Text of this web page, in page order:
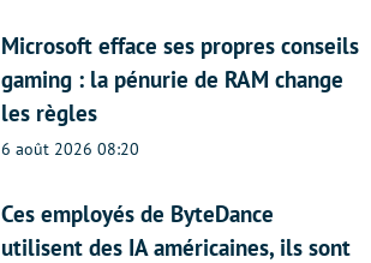
Microsoft efface ses propres conseils
gaming : la pénurie de RAM change
les règles
6 août 2026 08:20
Ces employés de ByteDance
utilisent des IA américaines, ils sont